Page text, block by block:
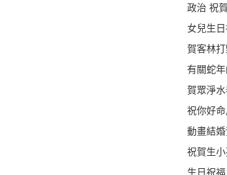
政治 祝
女兒生
賀客林
有關蛇
賀眾淨
祝你好
動畫結
祝賀生
生日祝